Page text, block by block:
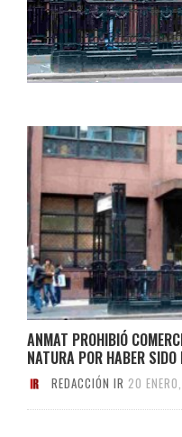
ANMAT PROHIBIÓ
NATURA POR HABER SIDO
REDACCIÓN IR 20